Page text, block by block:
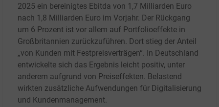
2025 ein bereinigtes Ebitda von 1,7 Milliarden Euro
nach 1,8 Milliarden Euro im Vorjahr. Der Rückgang
um 6 Prozent ist vor allem auf Portfolioeffekte in
Großbritannien zurückzuführen. Dort stieg der Anteil
„von Kunden mit Festpreisverträgen“. In Deutschland
entwickelte sich das Ergebnis leicht positiv, unter
anderem aufgrund von Preiseffekten. Belastend
wirkten zusätzliche Aufwendungen für Digitalisierung
und Kundenmanagement.